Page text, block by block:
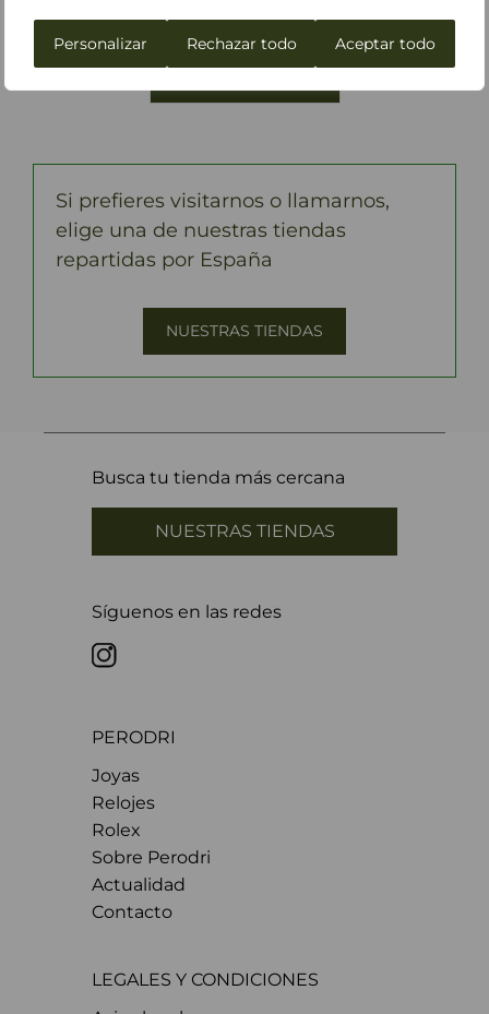
Personalizar Rechazar todo Aceptar todo
Acepto recibir información sobre Perodri.
Si prefieres visitarnos o llamarnos,
elige una de nuestras tiendas
repartidas por España
NUESTRAS TIENDAS
Busca tu tienda más cercana
NUESTRAS TIENDAS
Síguenos en las redes
PERODRI
Joyas
Relojes
Rolex
Sobre Perodri
Actualidad
Contacto
LEGALES Y CONDICIONES